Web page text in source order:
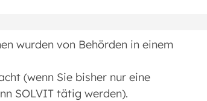
wurden von Behörden in einem
(wenn Sie bisher nur eine
SOLVIT tätig werden).